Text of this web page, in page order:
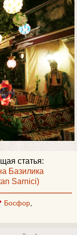
статья:
Базилика
Sarnici)
Босфор,